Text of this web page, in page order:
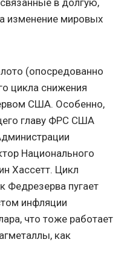
в долгую,
изменение мировых
(опосредованно
цикла снижения
США. Особенно,
главу ФРС США
Национального
Хассетт. Цикл
Федрезерва пугает
инфляции
что тоже работает
как